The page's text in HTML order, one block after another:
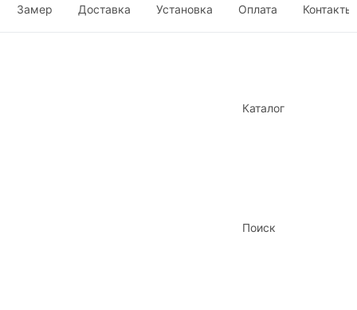
Замер Доставка Установка Оплата Контакты
Каталог
Поиск